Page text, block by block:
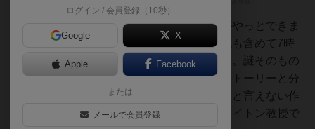
発売当時に買って積んでましたがやっとできま
した。ほぼ全分岐を確認し感想戦も含めて7時
間弱かかりました。休憩無しです。謎そのもの
やシステムは面白かったけど、ストーリーと分
岐がシビアで胸をはってオススメと言えない作
品。謎は理不尽なものはなく、レイトン教授で
ログイン / 会員登録（10秒）
Google X
Apple Facebook
または
メールで会員登録